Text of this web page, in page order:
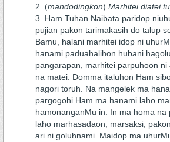
(mandodingkon) Marhitei diatei
Ham Tuhan Naibata paridop
pujian pakon tarimakasih do talup
Bamu, halani marhitei idop ni
hanami paduahalihon hubani
pangarapan, marhitei parpuhoon
na matei. Domma italuhon Ham
nagori toruh. Na mangelek ma
pargogohi Ham ma hanami laho
hamonanganMu in. In ma homa
laho marhasadaon, marsaksi,
ari ni goluhnami. Maidop ma